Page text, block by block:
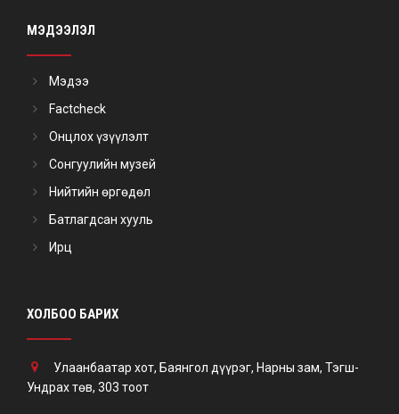
МЭДЭЭЛЭЛ
Мэдээ
Factcheck
Онцлох үзүүлэлт
Сонгуулийн музей
Нийтийн өргөдөл
Батлагдсан хууль
Ирц
ХОЛБОО БАРИХ
Улаанбаатар хот, Баянгол дүүрэг, Нарны зам, Тэгш-
Ундрах төв, 303 тоот